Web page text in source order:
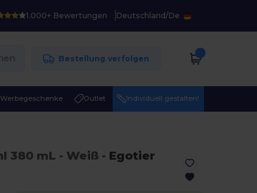
1.000+ Bewertungen Deutschland/De
Bestellung verfolgen
Werbegeschenke Outlet Individuell gestalten!
380 mL - Weiß - Egotier